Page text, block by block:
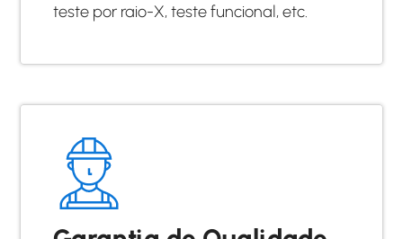
teste por raio-X, teste funcional, etc.